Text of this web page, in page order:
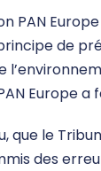
PAN
de
Europe
que le
des